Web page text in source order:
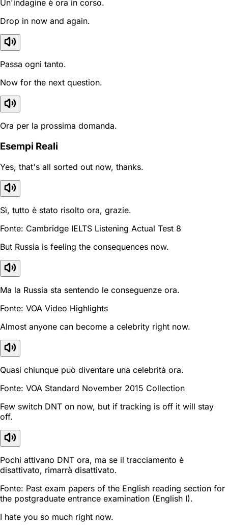
Un'indagine è ora in corso.
Drop in now and again.
Passa ogni tanto.
Now for the next question.
Ora per la prossima domanda.
Esempi Reali
Yes, that's all sorted out now, thanks.
Sì, tutto è stato risolto ora, grazie.
Fonte: Cambridge IELTS Listening Actual Test 8
But Russia is feeling the consequences now.
Ma la Russia sta sentendo le conseguenze ora.
Fonte: VOA Video Highlights
Almost anyone can become a celebrity right now.
Quasi chiunque può diventare una celebrità ora.
Fonte: VOA Standard November 2015 Collection
Few switch DNT on now, but if tracking is off it will stay
off.
Pochi attivano DNT ora, ma se il tracciamento è
disattivato, rimarrà disattivato.
Fonte: Past exam papers of the English reading section for
the postgraduate entrance examination (English I).
I hate you so much right now.